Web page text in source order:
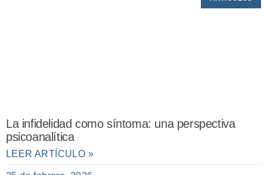
La infidelidad como síntoma: una perspectiva
psicoanalítica
LEER ARTÍCULO »